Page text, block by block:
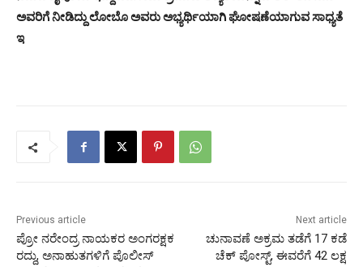
ಅವರಿಗೆ ನೀಡಿದ್ದು ಲೋಬೊ ಅವರು ಅಭ್ಯರ್ಥಿಯಾಗಿ ಘೋಷಣೆಯಾಗುವ ಸಾಧ್ಯತೆ
ಇ
Previous article
ಪ್ರೋ ನರೇಂದ್ರ ನಾಯಕರ ಅಂಗರಕ್ಷಕ
ರದ್ದು, ಅನಾಹುತಗಳಿಗೆ ಪೊಲೀಸ್
Next article
ಚುನಾವಣೆ ಅಕ್ರಮ ತಡೆಗೆ 17 ಕಡೆ
ಚೆಕ್ ಪೋಸ್ಟ್, ಈವರೆಗೆ 42 ಲಕ್ಷ